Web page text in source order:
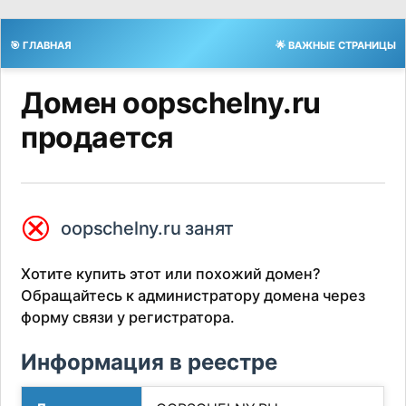
🎯 ГЛАВНАЯ 🌟 ВАЖНЫЕ СТРАНИЦЫ
Домен oopschelny.ru
продается
⮿ oopschelny.ru занят
Хотите купить этот или похожий домен?
Обращайтесь к администратору домена через
форму связи у регистратора.
Информация в реестре